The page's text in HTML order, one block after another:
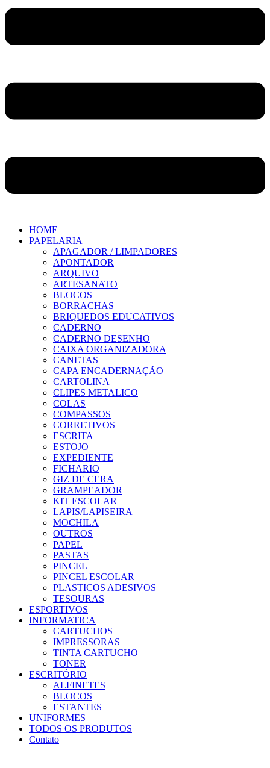
HOME
PAPELARIA
APAGADOR / LIMPADORES
APONTADOR
ARQUIVO
ARTESANATO
BLOCOS
BORRACHAS
BRIQUEDOS EDUCATIVOS
CADERNO
CADERNO DESENHO
CAIXA ORGANIZADORA
CANETAS
CAPA ENCADERNAÇÃO
CARTOLINA
CLIPES METALICO
COLAS
COMPASSOS
CORRETIVOS
ESCRITA
ESTOJO
EXPEDIENTE
FICHARIO
GIZ DE CERA
GRAMPEADOR
KIT ESCOLAR
LAPIS/LAPISEIRA
MOCHILA
OUTROS
PAPEL
PASTAS
PINCEL
PINCEL ESCOLAR
PLASTICOS ADESIVOS
TESOURAS
ESPORTIVOS
INFORMATICA
CARTUCHOS
IMPRESSORAS
TINTA CARTUCHO
TONER
ESCRITÓRIO
ALFINETES
BLOCOS
ESTANTES
UNIFORMES
TODOS OS PRODUTOS
Contato